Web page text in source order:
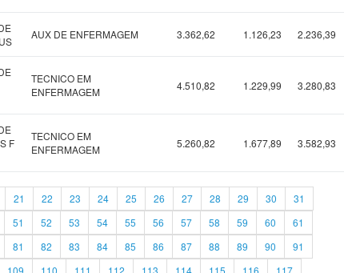
AUX DE ENFERMAGEM 3.362,62 1.126,23 2.236,39
TECNICO EM
ENFERMAGEM
4.510,82 1.229,99 3.280,83
F
TECNICO EM
ENFERMAGEM
5.260,82 1.677,89 3.582,93
21 22 23 24 25 26 27 28 29 30
31
51 52 53 54 55 56 57 58 59 60
61
81 82 83 84 85 86 87 88 89 90
91
109 110 111 112 113 114 115 116 117